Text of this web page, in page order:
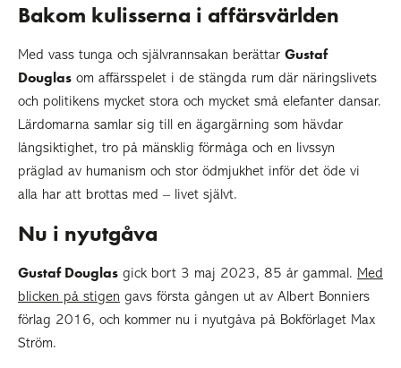
Bakom kulisserna i affärsvärlden
Med vass tunga och självrannsakan berättar Gustaf
Douglas om affärsspelet i de stängda rum där näringslivets
och politikens mycket stora och mycket små elefanter dansar.
Lärdomarna samlar sig till en ägargärning som hävdar
långsiktighet, tro på mänsklig förmåga och en livssyn
präglad av humanism och stor ödmjukhet inför det öde vi
alla har att brottas med – livet självt.
Nu i nyutgåva
Gustaf Douglas gick bort 3 maj 2023, 85 år gammal. Med
blicken på stigen gavs första gången ut av Albert Bonniers
förlag 2016, och kommer nu i nyutgåva på Bokförlaget Max
Ström.